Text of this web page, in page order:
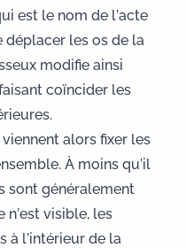
est le nom de l’acte
les os de la
modifie ainsi
coïncider les
alors fixer les
À moins qu’il
sont généralement
n’est visible, les
à l’intérieur de la